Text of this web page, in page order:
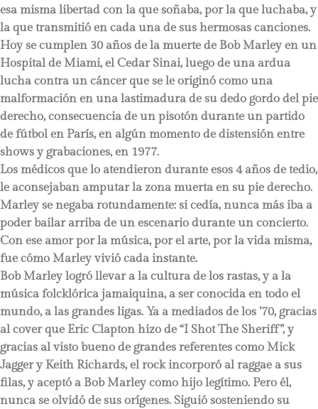
esa misma libertad con la que soñaba, por la que luchaba, y
la que transmitió en cada una de sus hermosas canciones.
Hoy se cumplen 30 años de la muerte de Bob Marley en un
Hospital de Miami, el Cedar Sinai, luego de una ardua
lucha contra un cáncer que se le originó como una
malformación en una lastimadura de su dedo gordo del pie
derecho, consecuencia de un pisotón durante un partido
de fútbol en París, en algún momento de distensión entre
shows y grabaciones, en 1977.
Los médicos que lo atendieron durante esos 4 años de tedio,
le aconsejaban amputar la zona muerta en su pie derecho.
Marley se negaba rotundamente: si cedía, nunca más iba a
poder bailar arriba de un escenario durante un concierto.
Con ese amor por la música, por el arte, por la vida misma,
fue cómo Marley vivió cada instante.
Bob Marley logró llevar a la cultura de los rastas, y a la
música folcklórica jamaiquina, a ser conocida en todo el
mundo, a las grandes ligas. Ya a mediados de los ’70, gracias
al cover que Eric Clapton hizo de “I Shot The Sheriff”, y
gracias al visto bueno de grandes referentes como Mick
Jagger y Keith Richards, el rock incorporó al raggae a sus
filas, y aceptó a Bob Marley como hijo legítimo. Pero él,
nunca se olvidó de sus orígenes. Siguió sosteniendo su